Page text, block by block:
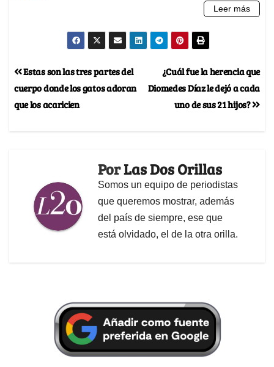
¿Cuál fue la herencia que
Diomedes Díaz le dejó a cada
uno de sus 21 hijos?
Estas son las tres partes del
cuerpo donde los gatos adoran
que los acaricien
PorLas Dos Orillas
Somos un equipo de periodistas
que queremos mostrar, además
del país de siempre, ese que
está olvidado, el de la otra orilla.